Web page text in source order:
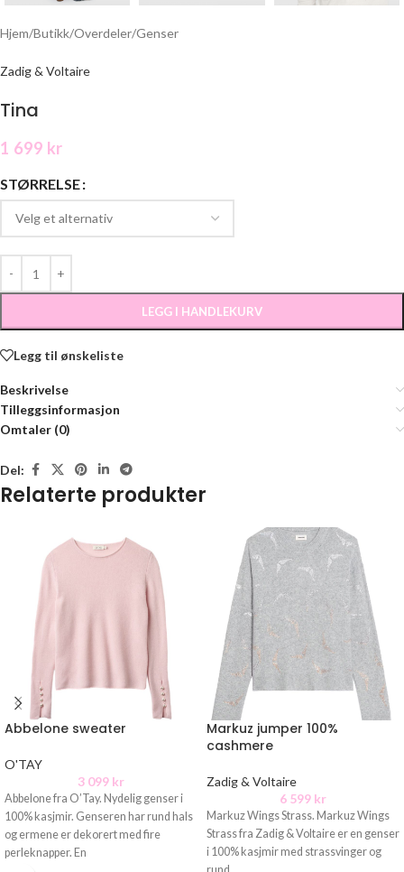
Hjem/Butikk/Overdeler/Genser
Zadig & Voltaire
Tina
1 699 kr
STØRRELSE
LEGG I HANDLEKURV
Legg til ønskeliste
Beskrivelse
Tilleggsinformasjon
Omtaler (0)
Del:
Relaterte produkter
Abbelone sweater
O'TAY
3 099 kr
Abbelone fra O’Tay. Nydelig genser i
100% kasjmir. Genseren har rund hals
og ermene er dekorert med fire
perleknapper. En
Markuz jumper 100%
cashmere
Zadig & Voltaire
6 599 kr
Markuz Wings Strass. Markuz Wings
Strass fra Zadig & Voltaire er en genser
i 100% kasjmir med strassvinger og